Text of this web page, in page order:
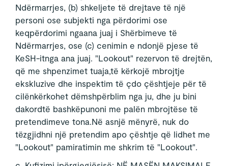
Ndërmarrjes, (b) shkeljete të drejtave të një
personi ose subjekti nga përdorimi ose
keqpërdorimi ngaana juaj i Shërbimeve të
Ndërmarrjes, ose (c) cenimin e ndonjë pjese të
KeSH-itnga ana juaj. "Lookout" rezervon të drejtën,
që me shpenzimet tuaja,të kërkojë mbrojtje
ekskluzive dhe inspektim të çdo çështjeje për të
cilënkërkohet dëmshpërblim nga ju, dhe ju bini
dakordtë bashkëpunoni me palën mbrojtëse të
pretendimeve tona.Në asnjë mënyrë, nuk do
tëzgjidhni një pretendim apo çështje që lidhet me
"Lookout" pamiratimin me shkrim të "Lookout".